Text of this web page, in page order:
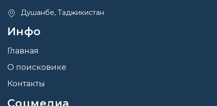
Душанбе, Таджикистан
Инфо
Главная
О поисковике
Контакты